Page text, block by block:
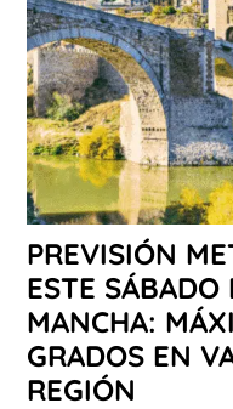
PREVISIÓN
ESTE
MANCHA:
GRADOS EN
REGIÓN